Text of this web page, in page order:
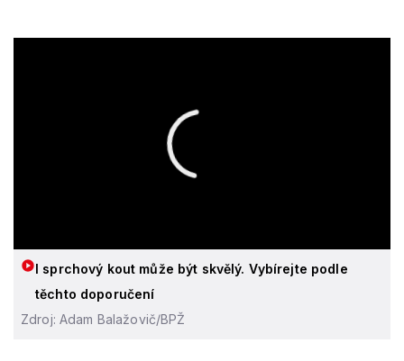
I sprchový kout může být skvělý. Vybírejte podle
těchto doporučení
Zdroj: Adam Balažovič/BPŽ